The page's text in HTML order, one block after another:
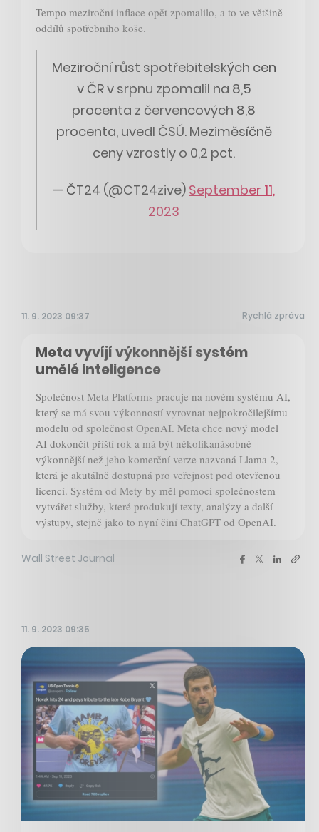
Tempo meziroční inflace opět zpomalilo, a to ve většině
oddílů spotřebního koše.
Meziroční růst spotřebitelských cen
v ČR v srpnu zpomalil na 8,5
procenta z červencových 8,8
procenta, uvedl ČSÚ. Meziměsíčně
ceny vzrostly o 0,2 pct.
— ČT24 (@CT24zive) September 11,
2023
11. 9. 2023 09:37 Rychlá zpráva
Meta vyvíjí výkonnější systém
umělé inteligence
Společnost Meta Platforms pracuje na novém systému AI,
který se má svou výkonností vyrovnat nejpokročilejšímu
modelu od společnost OpenAI. Meta chce nový model
AI dokončit příští rok a má být několikanásobně
výkonnější než jeho komerční verze nazvaná Llama 2,
která je akutálně dostupná pro veřejnost pod otevřenou
licencí. Systém od Mety by měl pomoci společnostem
vytvářet služby, které produkují texty, analýzy a další
výstupy, stejně jako to nyní činí ChatGPT od OpenAI.
Wall Street Journal
11. 9. 2023 09:35